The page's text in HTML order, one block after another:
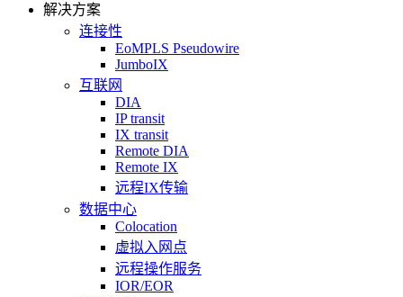
解决方案
连接性
EoMPLS Pseudowire
JumboIX
互联网
DIA
IP transit
IX transit
Remote DIA
Remote IX
远程IX传输
数据中心
Colocation
虚拟入网点
远程操作服务
IOR/EOR